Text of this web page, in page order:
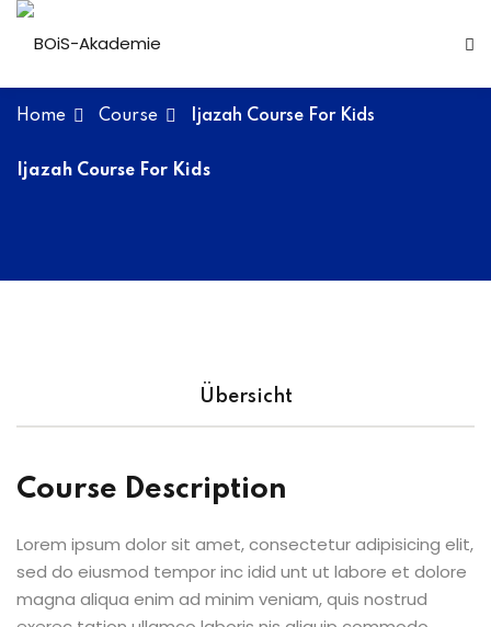
Skip
Home Course Ijazah Course For Kids
Ijazah Course For Kids
Übersicht
Course Description
Lorem ipsum dolor sit amet, consectetur adipisicing elit,
sed do eiusmod tempor inc idid unt ut labore et dolore
magna aliqua enim ad minim veniam, quis nostrud